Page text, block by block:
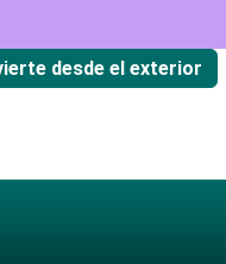
desde el exterior